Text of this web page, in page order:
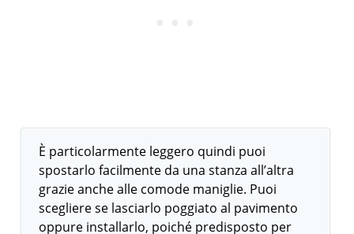
È particolarmente leggero quindi puoi
spostarlo facilmente da una stanza all’altra
grazie anche alle comode maniglie. Puoi
scegliere se lasciarlo poggiato al pavimento
oppure installarlo, poiché predisposto per